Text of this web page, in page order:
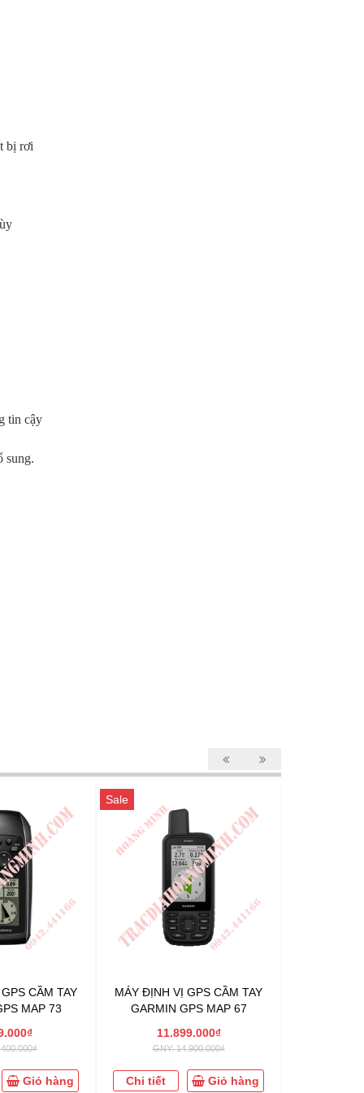
bị rơi
tin cậy
sung.
CẦM TAY
MAP 73
Giỏ hàng
Sale
MÁY ĐỊNH VỊ GPS CẦM TAY
GARMIN GPS MAP 67
11.899.000₫
GNY: 14.900.000₫
Chi tiết Giỏ hàng